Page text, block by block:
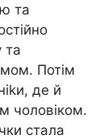
та
та
Потім
де й
чоловіком.
стала